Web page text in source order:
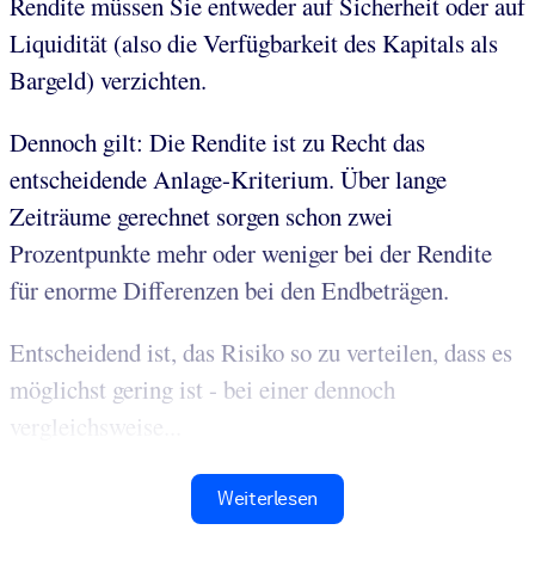
Liquidität (also die Verfügbarkeit des Kapitals als
Bargeld) verzichten.
Dennoch gilt: Die Rendite ist zu Recht das
entscheidende Anlage-Kriterium. Über lange
Zeiträume gerechnet sorgen schon zwei
Prozentpunkte mehr oder weniger bei der Rendite
für enorme Differenzen bei den Endbeträgen.
Entscheidend ist, das Risiko so zu verteilen, dass es
möglichst gering ist - bei einer dennoch
vergleichsweise...
Weiterlesen